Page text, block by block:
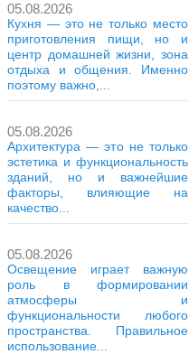
05.08.2026
Кухня — это не только место
приготовления пищи, но и
центр домашней жизни, зона
отдыха и общения. Именно
поэтому важно,...
05.08.2026
Архитектура — это не только
эстетика и функциональность
зданий, но и важнейшие
факторы, влияющие на
качество...
05.08.2026
Освещение играет важную
роль в формировании
атмосферы и
функциональности любого
пространства. Правильное
использование...